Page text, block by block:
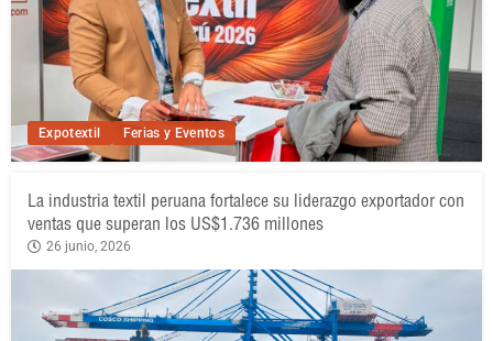
Expotextil Ferias y Eventos
La industria textil peruana fortalece su liderazgo exportador con
ventas que superan los US$1.736 millones
26 junio, 2026